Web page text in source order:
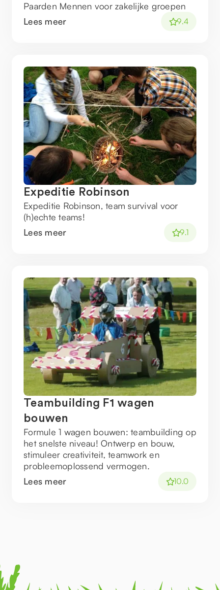
Paarden Mennen voor zakelijke groepen
Lees meer
9.4
Expeditie Robinson
Expeditie Robinson, team survival voor
(h)echte teams!
Lees meer
9.1
Teambuilding F1 wagen
bouwen
Formule 1 wagen bouwen: teambuilding op
het snelste niveau! Ontwerp en bouw,
stimuleer creativiteit, teamwork en
probleemoplossend vermogen.
Lees meer
10.0